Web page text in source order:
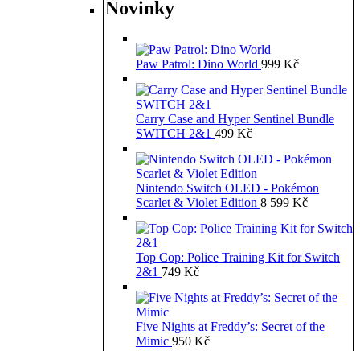
Novinky
Paw Patrol: Dino World 999 Kč
Carry Case and Hyper Sentinel Bundle
SWITCH 2&1 499 Kč
Nintendo Switch OLED - Pokémon
Scarlet & Violet Edition 8 599 Kč
Top Cop: Police Training Kit for Switch
2&1 749 Kč
Five Nights at Freddy’s: Secret of the
Mimic 950 Kč